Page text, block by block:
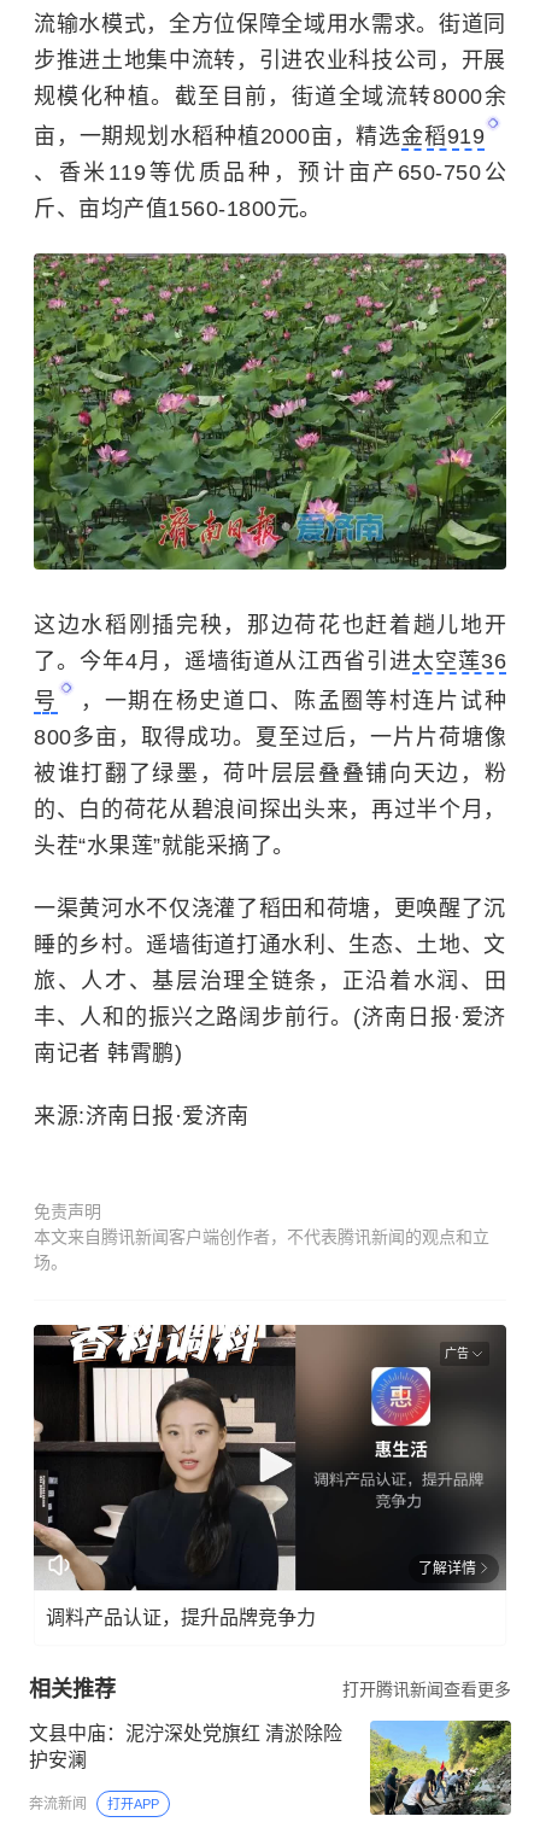
流输水模式，全方位保障全域用水需求。街道同
步推进土地集中流转，引进农业科技公司，开展
规模化种植。截至目前，街道全域流转8000余
亩，一期规划水稻种植2000亩，精选金稻919
、香米119等优质品种，预计亩产650-750公
斤、亩均产值1560-1800元。
这边水稻刚插完秧，那边荷花也赶着趟儿地开
了。今年4月，遥墙街道从江西省引进太空莲36
号
，一期在杨史道口、陈孟圈等村连片试种
800多亩，取得成功。夏至过后，一片片荷塘像
被谁打翻了绿墨，荷叶层层叠叠铺向天边，粉
的、白的荷花从碧浪间探出头来，再过半个月，
头茬“水果莲”就能采摘了。
一渠黄河水不仅浇灌了稻田和荷塘，更唤醒了沉
睡的乡村。遥墙街道打通水利、生态、土地、文
旅、人才、基层治理全链条，正沿着水润、田
丰、人和的振兴之路阔步前行。(济南日报·爱济
南记者 韩霄鹏)
来源:济南日报·爱济南
免责声明
本文来自腾讯新闻客户端创作者，不代表腾讯新闻的观点和立
场。
广告
了解详情
调料产品认证，提升品牌竞争力
相关推荐 打开腾讯新闻查看更多
文县中庙：泥泞深处党旗红 清淤除险
护安澜
奔流新闻 打开APP